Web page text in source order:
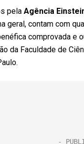
pela Agência
geral, contam com
comprovada e
da Faculdade de